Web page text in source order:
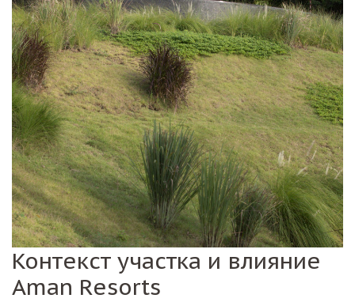
Контекст участка и влияние
Aman Resorts